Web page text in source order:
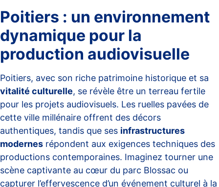
Poitiers : un environnement
dynamique pour la
production audiovisuelle
Poitiers, avec son riche patrimoine historique et sa
vitalité culturelle, se révèle être un terreau fertile
pour les projets audiovisuels. Les ruelles pavées de
cette ville millénaire offrent des décors
authentiques, tandis que ses infrastructures
modernes répondent aux exigences techniques des
productions contemporaines. Imaginez tourner une
scène captivante au cœur du parc Blossac ou
capturer l’effervescence d’un événement culturel à la